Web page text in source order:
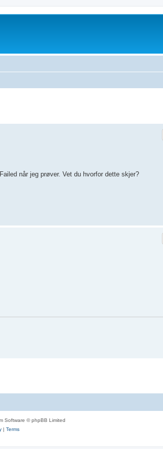
når jeg prøver. Vet du hvorfor dette skjer?
Software © phpBB Limited
| Terms